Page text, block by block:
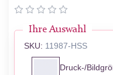
Ihre Auswahl
SKU: 11987-HSS
Druck-/